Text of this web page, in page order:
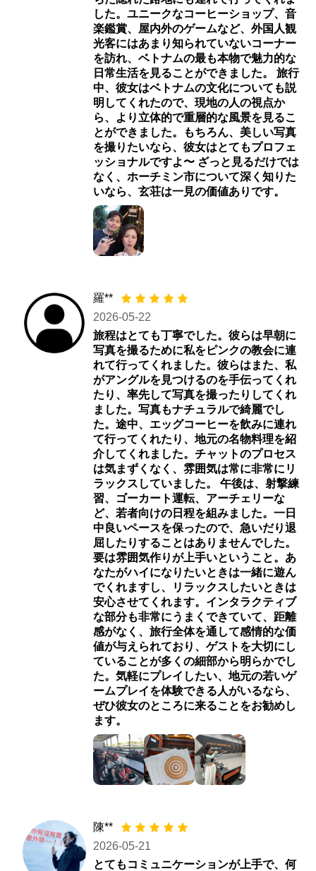
した。ユニークなコーヒーショップ、音
楽鑑賞、屋内外のゲームなど、外国人観
光客にはあまり知られていないコーナー
を訪れ、ベトナムの最も本物で魅力的な
日常生活を見ることができました。 旅行
中、彼女はベトナムの文化についても説
明してくれたので、現地の人の視点か
ら、より立体的で重層的な風景を見るこ
とができました。もちろん、美しい写真
を撮りたいなら、彼女はとてもプロフェ
ッショナルですよ〜 ざっと見るだけでは
なく、ホーチミン市について深く知りた
いなら、玄荘は一見の価値ありです。
羅**
2026-05-22
旅程はとても丁寧でした。彼らは早朝に
写真を撮るために私をピンクの教会に連
れて行ってくれました。彼らはまた、私
がアングルを見つけるのを手伝ってくれ
たり、率先して写真を撮ったりしてくれ
ました。写真もナチュラルで綺麗でし
た。途中、エッグコーヒーを飲みに連れ
て行ってくれたり、地元の名物料理を紹
介してくれました。チャットのプロセス
は気まずくなく、雰囲気は常に非常にリ
ラックスしていました。 午後は、射撃練
習、ゴーカート運転、アーチェリーな
ど、若者向けの日程を組みました。一日
中良いペースを保ったので、急いだり退
屈したりすることはありませんでした。
要は雰囲気作りが上手いということ。あ
なたがハイになりたいときは一緒に遊ん
でくれますし、リラックスしたいときは
安心させてくれます。インタラクティブ
な部分も非常にうまくできていて、距離
感がなく、旅行全体を通して感情的な価
値が与えられており、ゲストを大切にし
ていることが多くの細部から明らかでし
た。気軽にプレイしたい、地元の若いゲ
ームプレイを体験できる人がいるなら、
ぜひ彼女のところに来ることをお勧めし
ます。
陳**
2026-05-21
とてもコミュニケーションが上手で、何